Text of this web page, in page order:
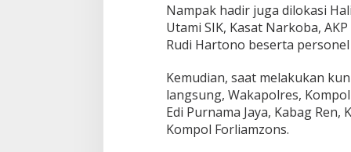
Nampak hadir juga dilokasi
Utami SIK, Kasat Narkoba,
Rudi Hartono beserta
Kemudian, saat melakukan
langsung, Wakapolres,
Edi Purnama Jaya, Kabag
Kompol Forliamzons.